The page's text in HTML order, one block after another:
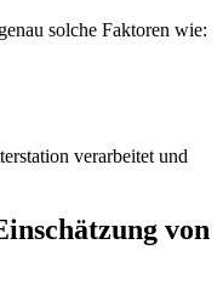
solche Faktoren wie:
verarbeitet und
von